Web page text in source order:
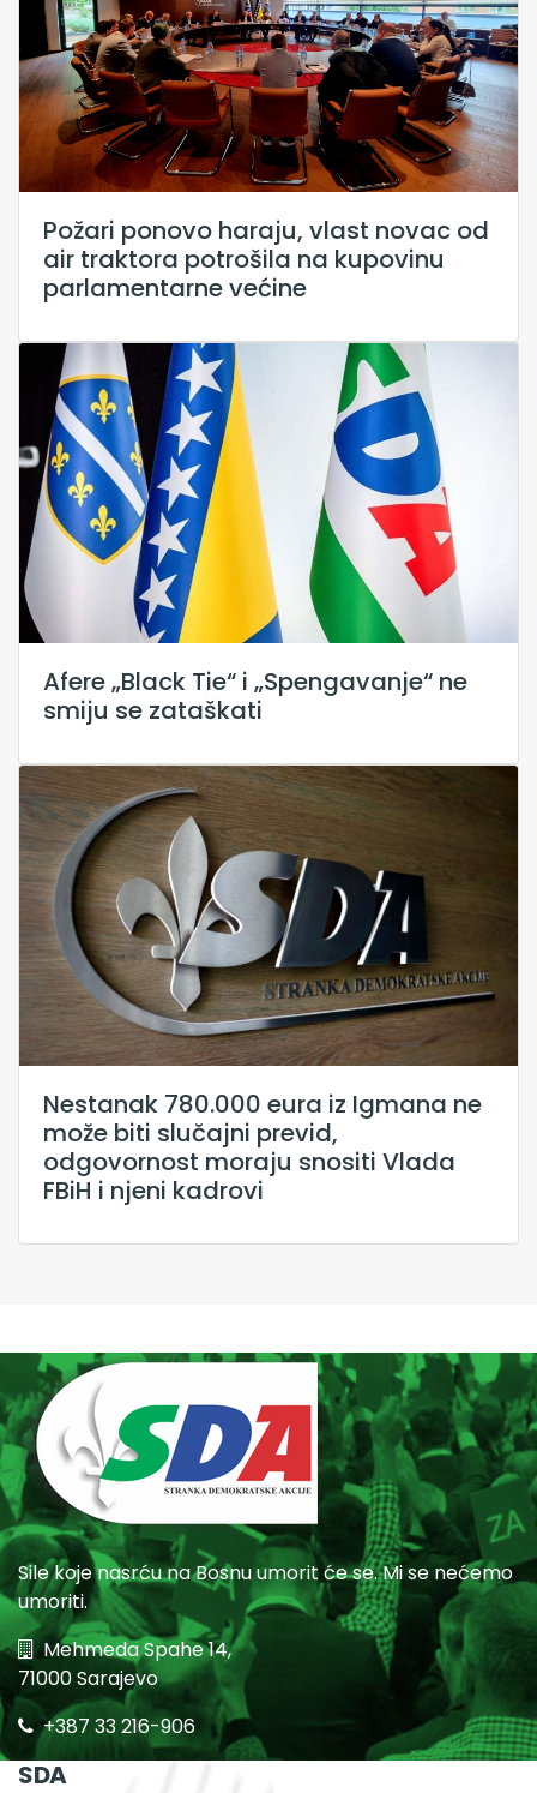
Požari ponovo haraju, vlast novac od
air traktora potrošila na kupovinu
parlamentarne većine
Afere „Black Tie“ i „Spengavanje“ ne
smiju se zataškati
Nestanak 780.000 eura iz Igmana ne
može biti slučajni previd,
odgovornost moraju snositi Vlada
FBiH i njeni kadrovi
Sile koje nasrću na Bosnu umorit će se. Mi se nećemo
umoriti.
Mehmeda Spahe 14,
71000 Sarajevo
+387 33 216-906
SDA